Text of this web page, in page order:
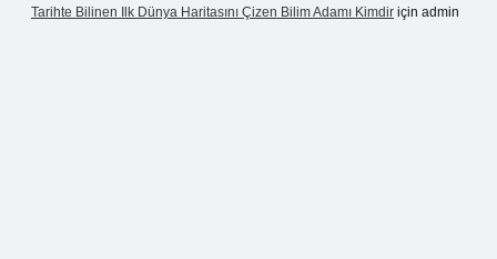
Tarihte Bilinen Ilk Dünya Haritasını Çizen Bilim Adamı Kimdir için admin